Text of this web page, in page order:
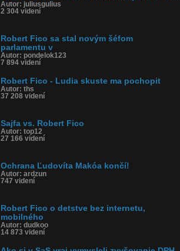
Autor: juliusgulius
2 304 videní
Robert Fico sa stal novým šéfom
parlamentu v
Autor: pondelok123
7 894 videní
Robert Fico - Ludia skuste ma pochopit
Autor: ths
37 208 videní
Sajfa vs. Robert Fico
Autor: top12
27 166 videní
Ochrana Ľudovíta Makóa končí!
Autor: ardzun
747 videní
Robert Fico o detstve bez internetu,
mobilného
Autor: dudkoo
14 873 videní